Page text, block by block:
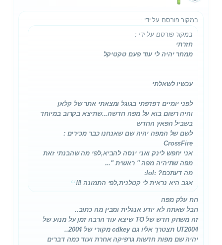
במקור פורסם על ידי :
במקור פורסם על ידי :
חזרתי
ממחר יהיה לי עוד פעם טקטיקל
עכשיו לשאלתי
לפני יומיים דפדפתי בגוגל ומצאתי אתר של קלאן
והיה רשום בוא על מפה חדשה...שתיצא בקרוב במיוחד
בשביל הפאץ החדש
לשם של המפה יהיה שם שאנחנו כבר מכירים :
CrossFire
אני יחפש לינק ואני ינסה להביא,לפי מה שהבנתי זאת
מפה שתיהיה מפה " ראשית "...
מה דעתכם? :lol:
אגב היא נראית לי קטלנית,לפי התמונה !!!
חח עלק מפה
חבל שאתה לא יודע אנגלית ומבין מה כתוב..
זה משחק חדש של TO שיצא עוד הרבה זמן על מנוע של
UT2004 תצטרך אליו גם cdkey מקורי של 2004..
יהיה שם מפות חדשות גרפיקה אחרת ועוד כמה דברים